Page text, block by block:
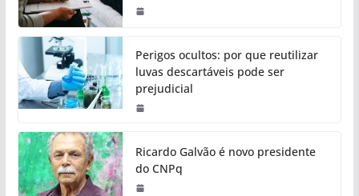
Perigos ocultos: por que reutilizar
luvas descartáveis pode ser
prejudicial
Ricardo Galvão é novo presidente
do CNPq